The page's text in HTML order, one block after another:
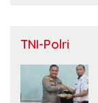
TNI-Polri